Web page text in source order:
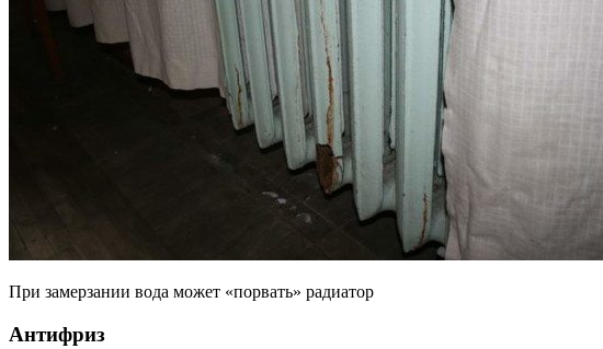
При замерзании вода может «порвать» радиатор
Антифриз